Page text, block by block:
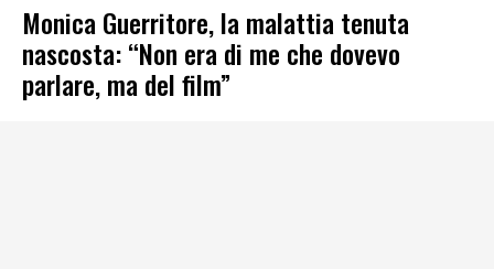
Monica Guerritore, la malattia tenuta
nascosta: “Non era di me che dovevo
parlare, ma del film”